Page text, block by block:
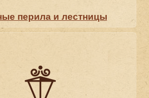
перила и лестницы